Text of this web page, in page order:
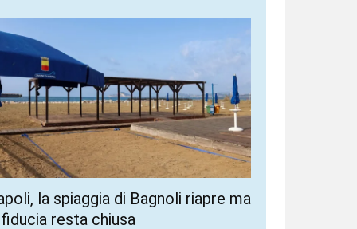
la spiaggia di Bagnoli riapre ma
resta chiusa